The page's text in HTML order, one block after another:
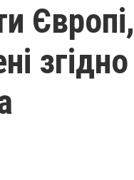
Європі,
згідно